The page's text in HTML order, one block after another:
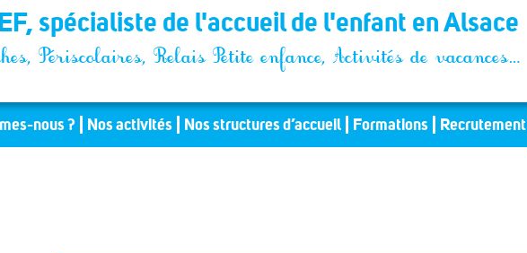
spécialiste de l'accueil de l'enfant en Alsace
Périscolaires, Relais Petite enfance, Activités de vacances…
nous ? Nos activités Nos structures d’accueil Formations Recrutement